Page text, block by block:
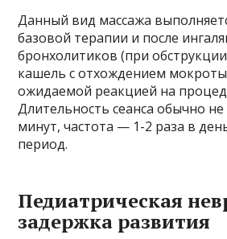
Данный вид массажа
базовой терапии и после
бронхолитиков (при
кашель с отхождением мокроты
ожидаемой реакцией на
Длительность сеанса обычно
минут, частота — 1-2 раза в
период.
Педиатрическая
задержка развития